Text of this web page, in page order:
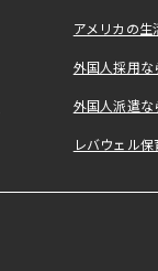
アメリカの
外国人採用
外国人派遣な
レバウェル